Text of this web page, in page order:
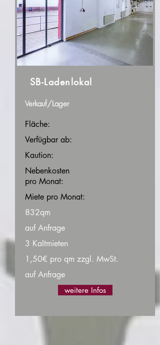
SB-Ladenlokal
Verkauf/Lager
Fläche:
Verfügbar ab:
Kaution:
Nebenkosten
pro Monat:
Miete pro Monat:
832qm
auf Anfrage
3 Kaltmieten
1,50€ pro qm zzgl. MwSt.
auf Anfrage
weitere Infos